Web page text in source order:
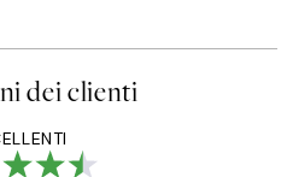
dei clienti